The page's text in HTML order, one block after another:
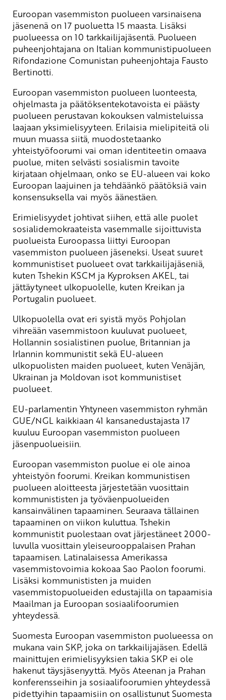
Euroopan vasemmiston puolueen varsinaisena
jäsenenä on 17 puoluetta 15 maasta. Lisäksi
puolueessa on 10 tarkkailijajäsentä. Puolueen
puheenjohtajana on Italian kommunistipuolueen
Rifondazione Comunistan puheenjohtaja Fausto
Bertinotti.
Euroopan vasemmiston puolueen luonteesta,
ohjelmasta ja päätöksentekotavoista ei päästy
puolueen perustavan kokouksen valmisteluissa
laajaan yksimielisyyteen. Erilaisia mielipiteitä oli
muun muassa siitä, muodostetaanko
yhteistyöfoorumi vai oman identiteetin omaava
puolue, miten selvästi sosialismin tavoite
kirjataan ohjelmaan, onko se EU-alueen vai koko
Euroopan laajuinen ja tehdäänkö päätöksiä vain
konsensuksella vai myös äänestäen.
Erimielisyydet johtivat siihen, että alle puolet
sosialidemokraateista vasemmalle sijoittuvista
puolueista Euroopassa liittyi Euroopan
vasemmiston puolueen jäseneksi. Useat suuret
kommunistiset puolueet ovat tarkkailijajäseniä,
kuten Tshekin KSCM ja Kyproksen AKEL, tai
jättäytyneet ulkopuolelle, kuten Kreikan ja
Portugalin puolueet.
Ulkopuolella ovat eri syistä myös Pohjolan
vihreään vasemmistoon kuuluvat puolueet,
Hollannin sosialistinen puolue, Britannian ja
Irlannin kommunistit sekä EU-alueen
ulkopuolisten maiden puolueet, kuten Venäjän,
Ukrainan ja Moldovan isot kommunistiset
puolueet.
EU-parlamentin Yhtyneen vasemmiston ryhmän
GUE/NGL kaikkiaan 41 kansanedustajasta 17
kuuluu Euroopan vasemmiston puolueen
jäsenpuolueisiin.
Euroopan vasemmiston puolue ei ole ainoa
yhteistyön foorumi. Kreikan kommunistisen
puolueen aloitteesta järjestetään vuosittain
kommunististen ja työväenpuolueiden
kansainvälinen tapaaminen. Seuraava tällainen
tapaaminen on viikon kuluttua. Tshekin
kommunistit puolestaan ovat järjestäneet 2000-
luvulla vuosittain yleiseurooppalaisen Prahan
tapaamisen. Latinalaisessa Amerikassa
vasemmistovoimia kokoaa Sao Paolon foorumi.
Lisäksi kommunististen ja muiden
vasemmistopuolueiden edustajilla on tapaamisia
Maailman ja Euroopan sosiaalifoorumien
yhteydessä.
Suomesta Euroopan vasemmiston puolueessa on
mukana vain SKP, joka on tarkkailijajäsen. Edellä
mainittujen erimielisyyksien takia SKP ei ole
hakenut täysjäsenyyttä. Myös Ateenan ja Prahan
konferensseihin ja sosiaalifoorumien yhteydessä
pidettyihin tapaamisiin on osallistunut Suomesta